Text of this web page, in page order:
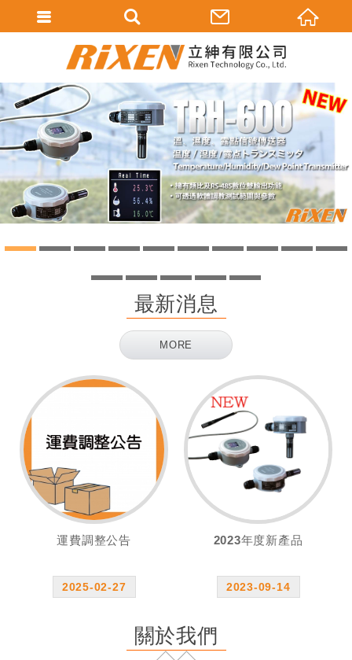
最新消息
MORE
運費調整公告
2025-02-27
2023年度新產品
2023-09-14
關於我們
會員登入
加入會員
忘記密碼
密碼修改
訂單查詢
會員登出
填寫匯款通知